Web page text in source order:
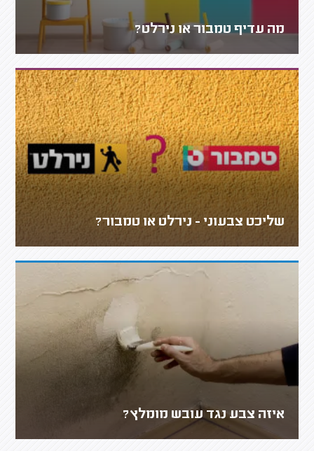
מה עדיף טמבור או נירלט?
שליכט צבעוני - נירלט או טמבור?
איזה צבע נגד עובש מומלץ?